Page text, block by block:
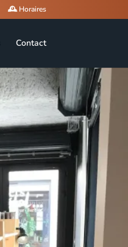
🕰️ Horaires
Contact